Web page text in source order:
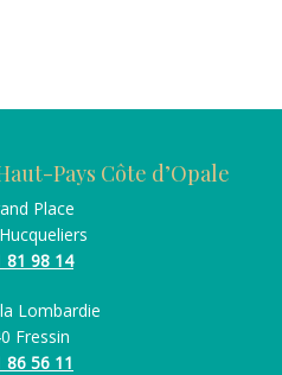
Pays Côte d’Opale
Place
81 98 14
Lombardie
Fressin
86 56 11